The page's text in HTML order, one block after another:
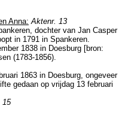
Anna: Aktenr. 13
, dochter van Jan Casper
in 1791 in Spankeren.
1838 in Doesburg [bron:
(1783-1856).
1863 in Doesburg, ongeveer
gedaan op vrijdag 13 februari
15